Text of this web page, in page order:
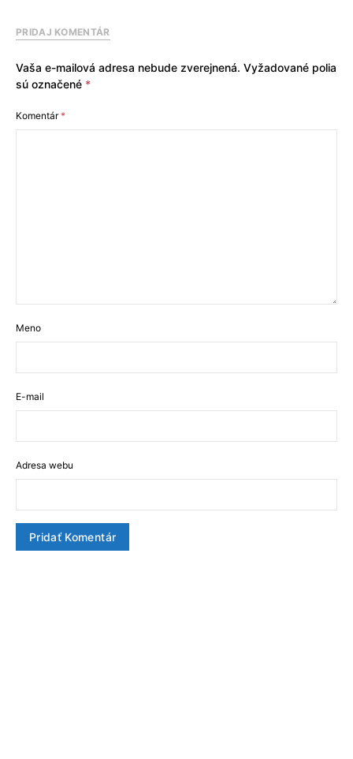
PRIDAJ KOMENTÁR
Vaša e-mailová adresa nebude zverejnená. Vyžadované polia
sú označené *
Komentár*
Meno
E-mail
Adresa webu